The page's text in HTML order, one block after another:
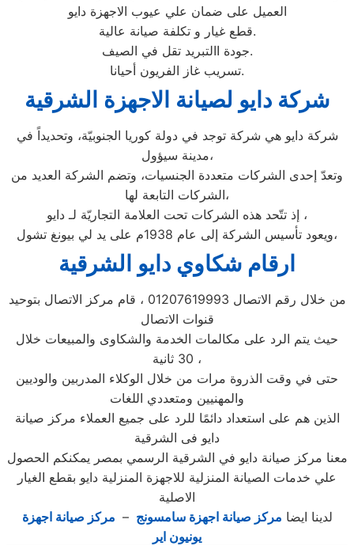
العميل على ضمان علي عيوب الاجهزة دايو
قطع غيار و تكلفة صيانة عالية.
جودة االتبريد تقل في الصيف.
تسريب غاز الفريون أحيانا.
شركة دايو لصيانة الاجهزة الشرقية
شركة دايو هي شركة توجد في دولة كوريا الجنوبيّة، وتحديداً في
مدينة سيؤول،
وتعدّ إحدى الشركات متعددة الجنسيات، وتضم الشركة العديد من
الشركات التابعة لها،
إذ تتّحد هذه الشركات تحت العلامة التجاريّة لـ دايو ،
ويعود تأسيس الشركة إلى عام 1938م على يد لي بيونغ تشول،
ارقام شكاوي دايو الشرقية
من خلال رقم الاتصال 01207619993 ، قام مركز الاتصال بتوحيد
قنوات الاتصال
حيث يتم الرد على مكالمات الخدمة والشكاوى والمبيعات خلال
30 ثانية ،
حتى في وقت الذروة مرات من خلال الوكلاء المدربين والوديين
والمهنيين ومتعددي اللغات
الذين هم على استعداد دائمًا للرد على جميع العملاء مركز صيانة
دايو فى الشرقية
معنا مركز صيانة دايو في الشرقية الرسمي بمصر يمكنكم الحصول
علي خدمات الصيانة المنزلية للاجهزة المنزلية دايو بقطع الغيار
الاصلية
لدينا ايضا مركز صيانة اجهزة سامسونج – مركز صيانة اجهزة
يونيون اير